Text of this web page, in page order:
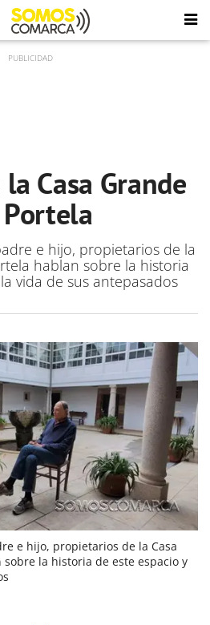
Casa Grande
e hijo, propietarios de la
hablan sobre la historia
vida de sus antepasados
e hijo, propietarios de la Casa
la historia de este espacio y